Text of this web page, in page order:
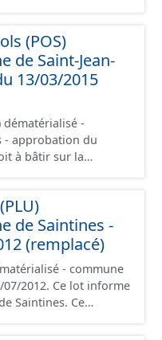
le rapport de
(à l'exception des
orientations
Malgré
données, il est
font foi et sont
(POS)
de Saint-Jean-
13/03/2015
dématérialisé -
- approbation du
pièces
le PADD, le
de zonages), les
et les données
seuls les documents
d'un point de vue
de Saintines -
(remplacé)
- commune
lot informe
Saintines. Ce